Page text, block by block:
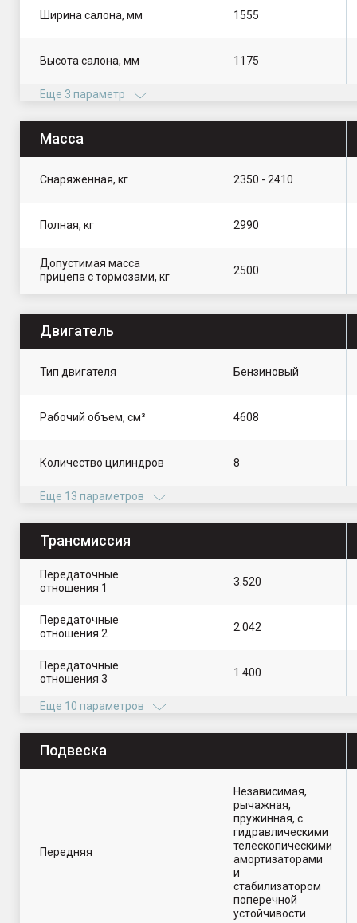
Ширина салона, мм 1555
Высота салона, мм 1175
Еще 3 параметр
Масса
Снаряженная, кг 2350 - 2410
Полная, кг 2990
Допустимая масса
прицепа с тормозами, кг
2500
Двигатель
Тип двигателя Бензиновый
Рабочий объем, см³ 4608
Количество цилиндров 8
Еще 13 параметров
Трансмиссия
Передаточные
отношения 1
3.520
Передаточные
отношения 2
2.042
Передаточные
отношения 3
1.400
Еще 10 параметров
Подвеска
Передняя
Независимая,
рычажная,
пружинная, с
гидравлическими
телескопическими
амортизаторами
и
стабилизатором
поперечной
устойчивости